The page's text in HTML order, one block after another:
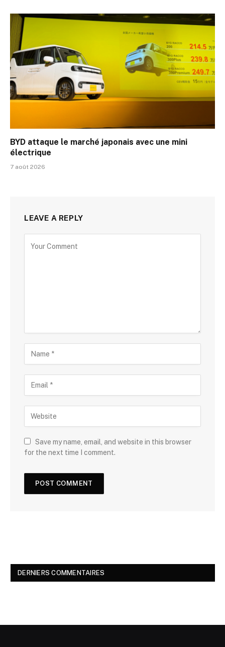
BYD attaque le marché japonais avec une mini
électrique
7 août 2026
LEAVE A REPLY
Save my name, email, and website in this browser
for the next time I comment.
DERNIERS COMMENTAIRES